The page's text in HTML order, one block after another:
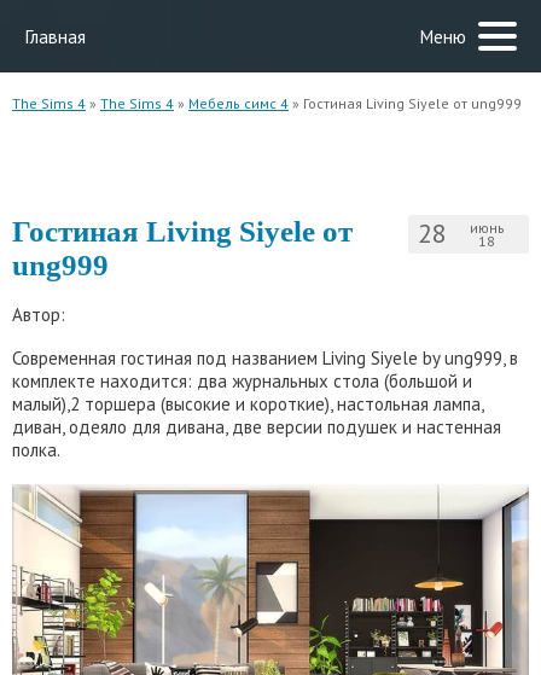
Главная Меню
The Sims 4 » The Sims 4 » Мебель симс 4 » Гостиная Living Siyele от ung999
28 июнь
18
Гостиная Living Siyele от
ung999
Автор:
Современная гостиная под названием Living Siyele by ung999, в
комплекте находится: два журнальных стола (большой и
малый),2 торшера (высокие и короткие), настольная лампа,
диван, одеяло для дивана, две версии подушек и настенная
полка.